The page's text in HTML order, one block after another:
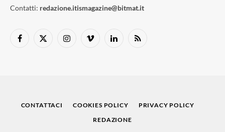
Contatti: redazione.itismagazine@bitmat.it
Facebook
X
InstagramVimeo LinkedInRSS
CONTATTACI COOKIES POLICY
PRIVACY POLICY
REDAZIONE